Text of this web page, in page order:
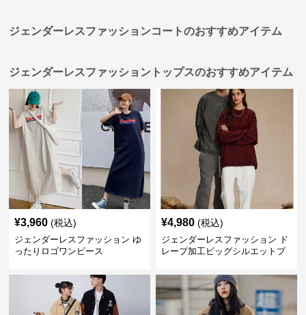
ジェンダーレスファッションコートのおすすめアイテム
ジェンダーレスファッショントップスのおすすめアイテム
¥3,960 (税込)
ジェンダーレスファッション ゆ
ったりロゴワンピース
¥4,980 (税込)
ジェンダーレスファッション ド
レープ加工ビッグシルエットプ